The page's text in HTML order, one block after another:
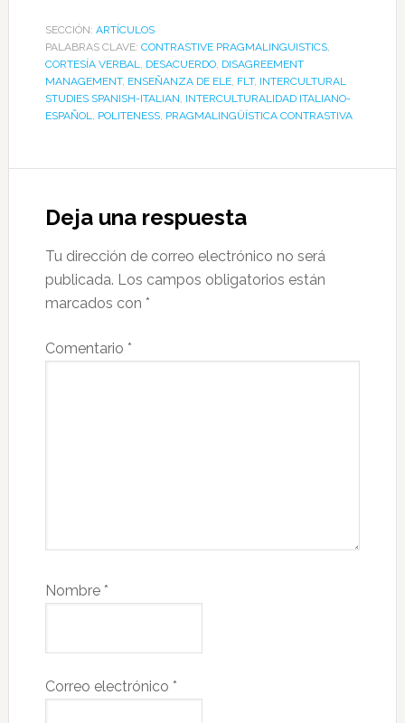
SECCIÓN: ARTÍCULOS
PALABRAS CLAVE: CONTRASTIVE PRAGMALINGUISTICS,
CORTESÍA VERBAL, DESACUERDO, DISAGREEMENT
MANAGEMENT, ENSEÑANZA DE ELE, FLT, INTERCULTURAL
STUDIES SPANISH-ITALIAN, INTERCULTURALIDAD ITALIANO-
ESPAÑOL, POLITENESS, PRAGMALINGÜÍSTICA CONTRASTIVA
Interactions
Deja una respuesta
Tu dirección de correo electrónico no será
publicada. Los campos obligatorios están
marcados con *
Comentario *
Nombre *
Correo electrónico *